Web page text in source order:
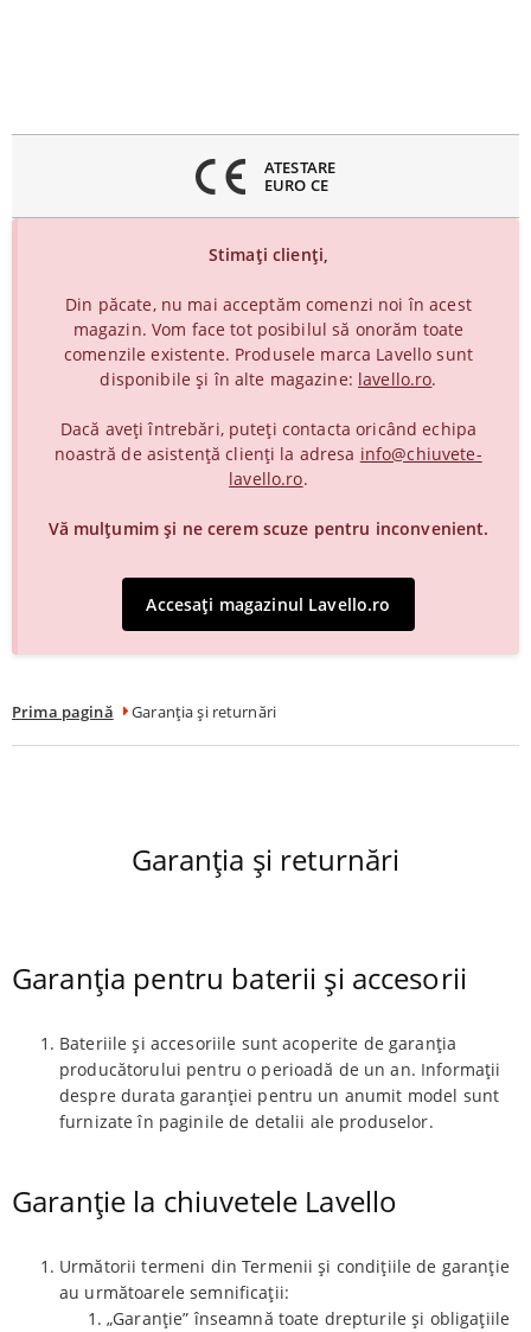
ATESTARE
EURO CE
Stimați clienți,
Din păcate, nu mai acceptăm comenzi noi în acest
magazin. Vom face tot posibilul să onorăm toate
comenzile existente. Produsele marca Lavello sunt
disponibile și în alte magazine: lavello.ro.
Dacă aveți întrebări, puteți contacta oricând echipa
noastră de asistență clienți la adresa info@chiuvete-
lavello.ro.
Vă mulțumim și ne cerem scuze pentru inconvenient.
Accesați magazinul Lavello.ro
Prima pagină Garanția și returnări
Garanția și returnări
Garanția pentru baterii și accesorii
Bateriile și accesoriile sunt acoperite de garanția
producătorului pentru o perioadă de un an. Informații
despre durata garanției pentru un anumit model sunt
furnizate în paginile de detalii ale produselor.
Garanție la chiuvetele Lavello
Următorii termeni din Termenii și condițiile de garanție
au următoarele semnificații:
„Garanție” înseamnă toate drepturile și obligațiile